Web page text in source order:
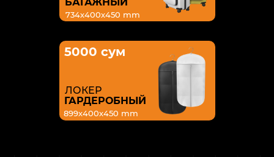
734х400х450 mm
ГАРДЕРОБНЫЙ
5000 сум
899х400х450 mm
ЛОКЕР